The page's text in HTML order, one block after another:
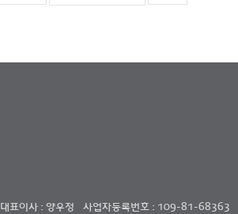
대표이사 : 양우정 사업자등록번호 : 109-81-68363